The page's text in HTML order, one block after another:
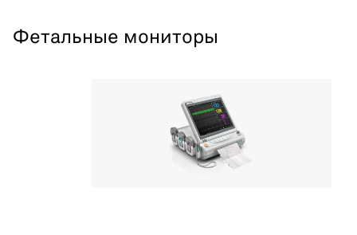
Фетальные мониторы